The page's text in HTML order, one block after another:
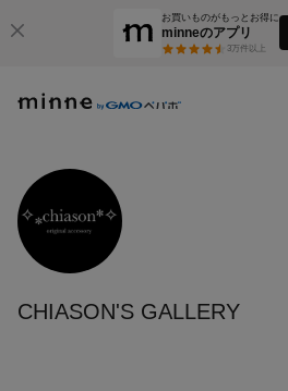
お買いものがもっとお得に
minneのアプリ
3万件以上
CHIASON'S GALLERY